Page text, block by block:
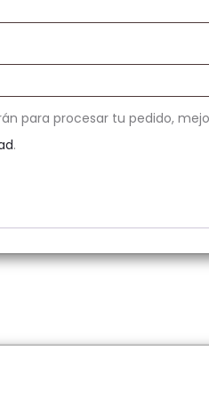
para procesar tu pedido,
.